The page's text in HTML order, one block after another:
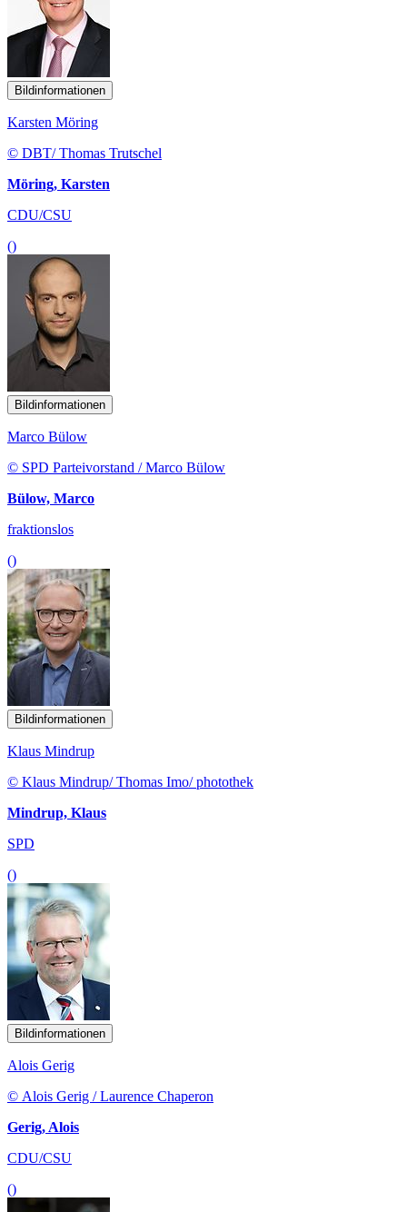
Bildinformationen
Karsten Möring
© DBT/ Thomas Trutschel
Möring, Karsten
CDU/CSU
()
Bildinformationen
Marco Bülow
© SPD Parteivorstand / Marco Bülow
Bülow, Marco
fraktionslos
()
Bildinformationen
Klaus Mindrup
© Klaus Mindrup/ Thomas Imo/ photothek
Mindrup, Klaus
SPD
()
Bildinformationen
Alois Gerig
© Alois Gerig / Laurence Chaperon
Gerig, Alois
CDU/CSU
()